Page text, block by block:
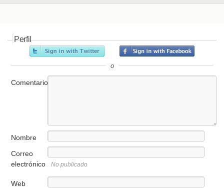
Perfil
o
Comentario
Nombre
Correo
electrónico
No publicado
Web